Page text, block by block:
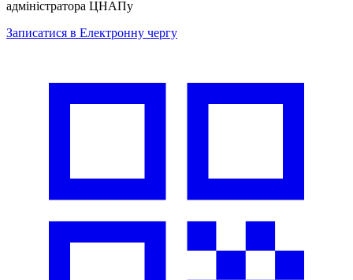
адміністратора ЦНАПу
Записатися в Електронну чергу